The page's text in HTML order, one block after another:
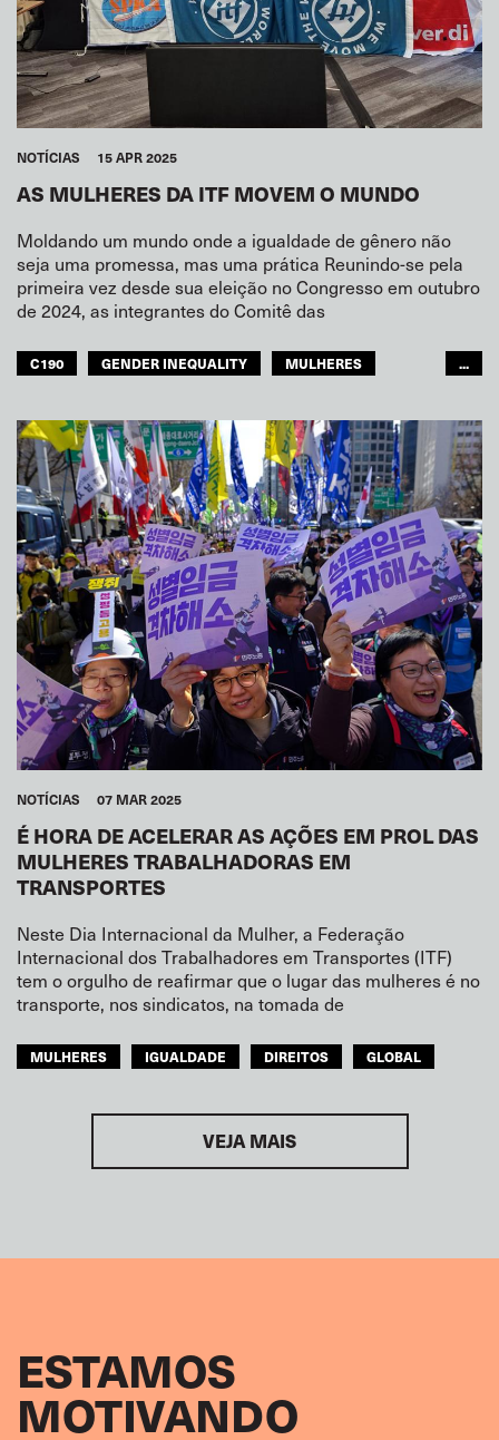
NOTÍCIAS 15 APR 2025
AS MULHERES DA ITF MOVEM O MUNDO
Moldando um mundo onde a igualdade de gênero não
seja uma promessa, mas uma prática Reunindo-se pela
primeira vez desde sua eleição no Congresso em outubro
de 2024, as integrantes do Comitê das
C190 GENDER INEQUALITY
MULHERES
...
NOTÍCIAS 07 MAR 2025
É HORA DE ACELERAR AS AÇÕES EM PROL DAS
MULHERES TRABALHADORAS EM
TRANSPORTES
Neste Dia Internacional da Mulher, a Federação
Internacional dos Trabalhadores em Transportes (ITF)
tem o orgulho de reafirmar que o lugar das mulheres é no
transporte, nos sindicatos, na tomada de
MULHERES IGUALDADE DIREITOS GLOBAL
VEJA MAIS
ESTAMOS
MOTIVANDO